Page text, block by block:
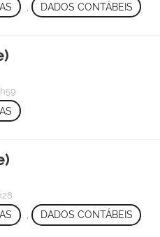
DADOS CONTÁBEIS
, DADOS CONTÁBEIS